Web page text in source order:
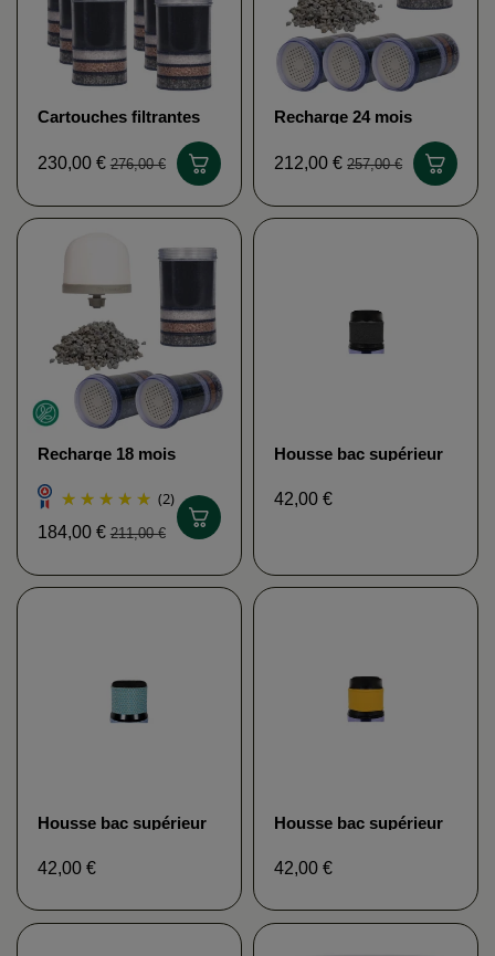
Cartouches filtrantes
230,00 €276,00 €
Recharge 24 mois
212,00 €257,00 €
Recharge 18 mois
(2)
184,00 €211,00 €
Housse bac supérieur
EVA
42,00 €
Housse bac supérieur
42,00 €
Housse bac supérieur
42,00 €